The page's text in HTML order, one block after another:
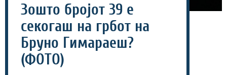
Зошто бројот 39 е
секогаш на грбот на
Бруно Гимараеш?
(ФОТО)